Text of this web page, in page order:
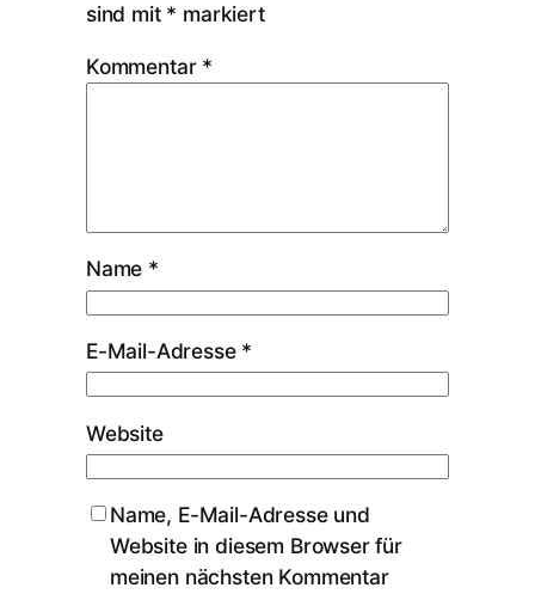
sind mit * markiert
Kommentar *
Name *
E-Mail-Adresse *
Website
Name, E-Mail-Adresse und
Website in diesem Browser für
meinen nächsten Kommentar